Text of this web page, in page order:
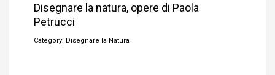
Disegnare la natura, opere di Paola
Petrucci
Category: Disegnare la Natura